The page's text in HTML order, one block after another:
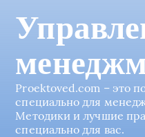
Proektoved.com – это
специально для
Методики и лучшие
специально для вас.